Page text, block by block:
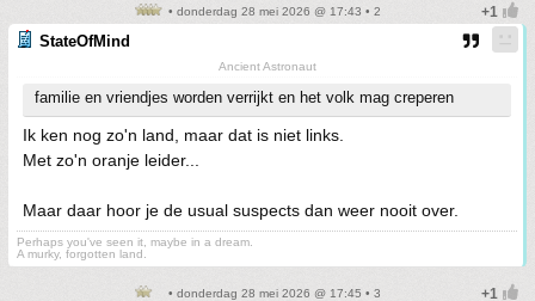
• donderdag 28 mei 2026 @ 17:43 • 2
StateOfMind
Ancient Astronaut
familie en vriendjes worden verrijkt en het volk mag creperen
Ik ken nog zo'n land, maar dat is niet links.
Met zo'n oranje leider...
Maar daar hoor je de usual suspects dan weer nooit over.
Perhaps you've seen it, maybe in a dream.
A murky, forgotten land.
• donderdag 28 mei 2026 @ 17:45 • 3